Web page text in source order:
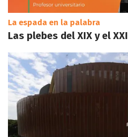
La espada en la palabra
Las plebes del XIX y el XXI